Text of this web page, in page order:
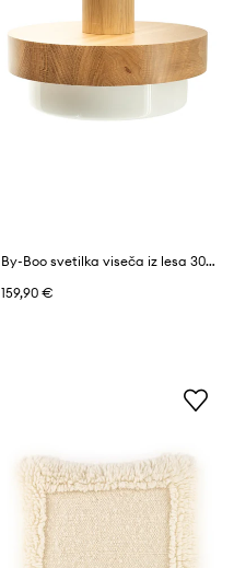
By-Boo svetilka viseča iz lesa 30 x 30 x 23 cm
159,90 €